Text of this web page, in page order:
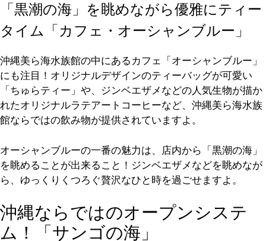
「黒潮の海」を眺めながら優雅にティー
タイム「カフェ・オーシャンブルー」
沖縄美ら海水族館の中にあるカフェ「オーシャンブルー」
にも注目！オリジナルデザインのティーバッグが可愛い
「ちゅらティー」や、ジンベエザメなどの人気生物が描か
れたオリジナルラテアートコーヒーなど、沖縄美ら海水族
館ならではの飲み物が提供されていますよ。
オーシャンブルーの一番の魅力は、店内から「黒潮の海」
を眺めることが出来ること！ジンベエザメなどを眺めなが
ら、ゆっくりくつろぐ贅沢なひと時を過ごせますよ。
沖縄ならではのオープンシステ
ム！「サンゴの海」